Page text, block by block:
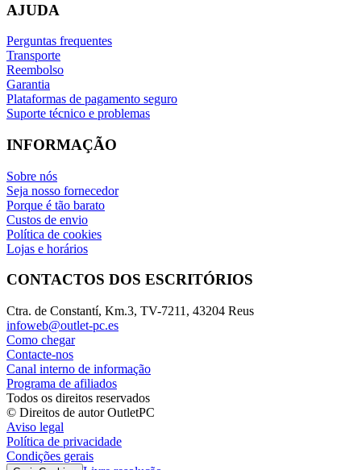
AJUDA
Perguntas frequentes
Transporte
Reembolso
Garantia
Plataformas de pagamento seguro
Suporte técnico e problemas
INFORMAÇÃO
Sobre nós
Seja nosso fornecedor
Porque é tão barato
Custos de envio
Política de cookies
Lojas e horários
CONTACTOS DOS ESCRITÓRIOS
Ctra. de Constantí, Km.3, TV-7211, 43204 Reus
infoweb@outlet-pc.es
Como chegar
Contacte-nos
Canal interno de informação
Programa de afiliados
Todos os direitos reservados
© Direitos de autor OutletPC
Aviso legal
Política de privacidade
Condições gerais